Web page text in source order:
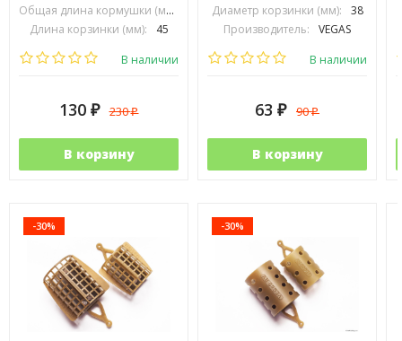
Общая длина кормушки (мм):
Длина корзинки (мм):
45
Диаметр корзинки (мм):
В наличии
130 ₽ 230₽
В корзину
Диаметр корзинки (мм):
38
Производитель:
VEGAS
В наличии
63 ₽ 90₽
В корзину
-30% -30%